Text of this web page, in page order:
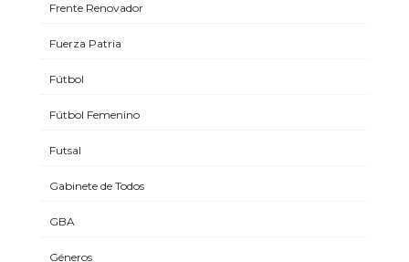
Frente Renovador
Fuerza Patria
Fútbol
Fútbol Femenino
Futsal
Gabinete de Todos
GBA
Géneros